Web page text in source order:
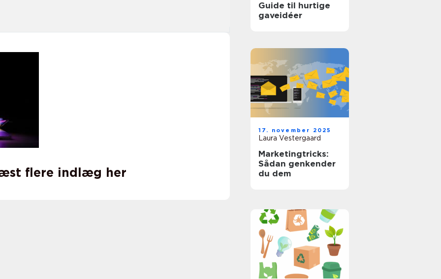
flere indlæg her
Guide til hurtige
gaveidéer
17. november 2025
Laura Vestergaard
Marketingtricks:
Sådan genkender
du dem